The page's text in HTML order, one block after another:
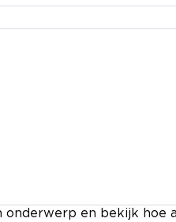
onderwerp en bekijk hoe